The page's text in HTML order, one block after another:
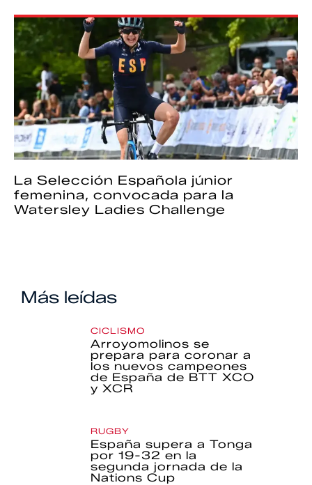
La Selección Española júnior
femenina, convocada para la
Watersley Ladies Challenge
Más leídas
CICLISMO
Arroyomolinos se
prepara para coronar a
los nuevos campeones
de España de BTT XCO
y XCR
RUGBY
España supera a Tonga
por 19-32 en la
segunda jornada de la
Nations Cup